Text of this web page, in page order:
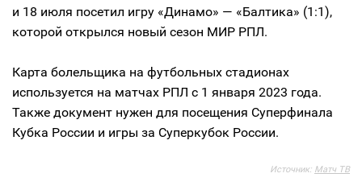
и 18 июля посетил игру «Динамо» — «Балтика» (1:1),
которой открылся новый сезон МИР РПЛ.
Карта болельщика на футбольных стадионах
используется на матчах РПЛ с 1 января 2023 года.
Также документ нужен для посещения Суперфинала
Кубка России и игры за Суперкубок России.
Источник: Матч ТВ